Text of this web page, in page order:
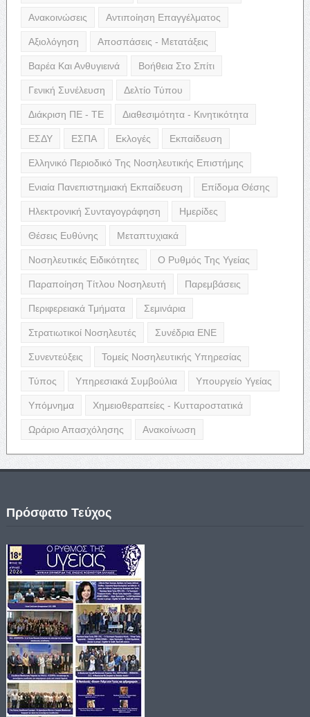
Ανακοινώσεις Αντιποίηση Επαγγέλματος
Αξιολόγηση Αποσπάσεις - Μετατάξεις
Βαρέα Και Ανθυγιεινά Βοήθεια Στο Σπίτι
Γενική Συνέλευση Δελτίο Τύπου
Διάκριση ΠΕ - ΤΕ Διαθεσιμότητα - Κινητικότητα
ΕΣΔΥ ΕΣΠΑ Εκλογές Εκπαίδευση
Ελληνικό Περιοδικό Της Νοσηλευτικής Επιστήμης
Ενιαία Πανεπιστημιακή Εκπαίδευση Επίδομα Θέσης
Ηλεκτρονική Συνταγογράφηση Ημερίδες
Θέσεις Ευθύνης Μεταπτυχιακά
Νοσηλευτικές Ειδικότητες Ο Ρυθμός Της Υγείας
Παραποίηση Τίτλου Νοσηλευτή Παρεμβάσεις
Περιφερειακά Τμήματα Σεμινάρια
Στρατιωτικοί Νοσηλευτές Συνέδρια ΕΝΕ
Συνεντεύξεις Τομείς Νοσηλευτικής Υπηρεσίας
Τύπος Υπηρεσιακά Συμβούλια Υπουργείο Υγείας
Υπόμνημα Χημειοθεραπείες - Κυτταροστατικά
Ωράριο Απασχόλησης Ανακοίνωση
Πρόσφατο Τεύχος